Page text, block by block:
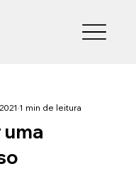
1 min de leitura